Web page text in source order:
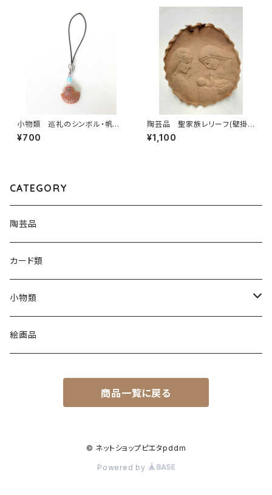
小物類 巡礼のシンボル・帆立
貝の焼き物ストラップ 薄茶色
¥700
陶芸品 聖家族レリーフ(壁掛
け） 本焼き
¥1,100
CATEGORY
陶芸品
カード類
小物類
C製品
絵画品
商品一覧に戻る
© ネットショップピエタpddm
Powered by